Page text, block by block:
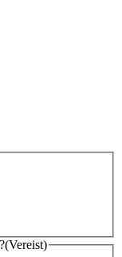
(Vereist)